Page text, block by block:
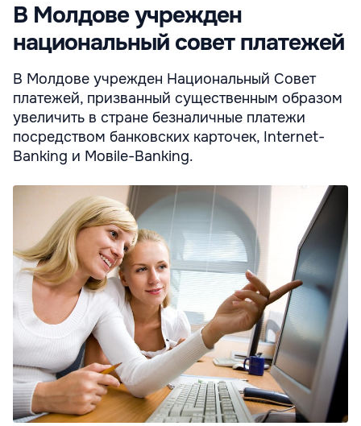
В Молдове учрежден
национальный совет платежей
В Молдове учрежден Национальный Совет
платежей, призванный существенным образом
увеличить в стране безналичные платежи
посредством банковских карточек, Internet-
Banking и Moвile-Banking.